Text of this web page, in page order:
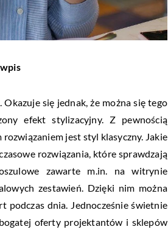
się jednak, że można się tego
efekt stylizacyjny. Z pewnością
jest styl klasyczny. Jakie
rozwiązania, które sprawdzają
zawarte m.in. na witrynie
zestawień. Dzięki nim można
podczas dnia. Jednocześnie świetnie
oferty projektantów i sklepów